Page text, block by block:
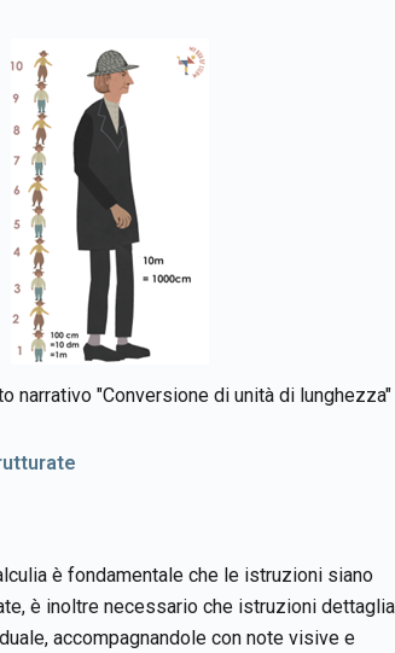
narrativo "Conversione di unità di lunghezza"
è fondamentale che le istruzioni siano
è inoltre necessario che istruzioni
accompagnandole con note visive e